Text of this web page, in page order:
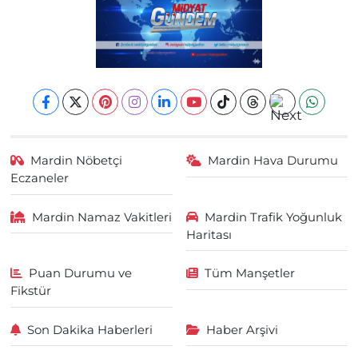
Mardin Nöbetçi
Eczaneler
Mardin Hava Durumu
Mardin Namaz Vakitleri
Mardin Trafik Yoğunluk
Haritası
Puan Durumu ve
Fikstür
Tüm Manşetler
Son Dakika Haberleri Haber Arşivi